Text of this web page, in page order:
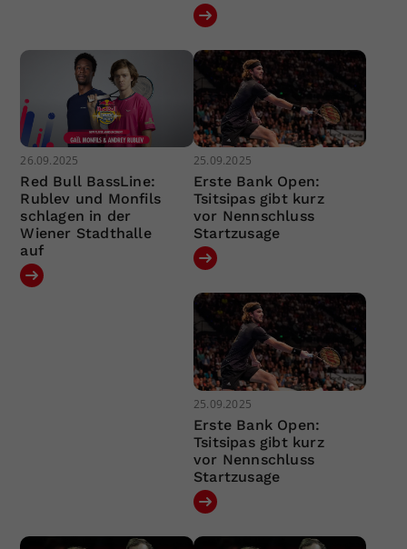
26.09.2025
Red Bull BassLine:
Rublev und Monfils
schlagen in der
Wiener Stadthalle
auf
25.09.2025
Erste Bank Open:
Tsitsipas gibt kurz
vor Nennschluss
Startzusage
25.09.2025
Erste Bank Open:
Tsitsipas gibt kurz
vor Nennschluss
Startzusage